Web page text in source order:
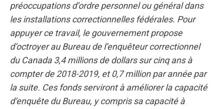
préoccupations d’ordre personnel ou général dans
les installations correctionnelles fédérales. Pour
appuyer ce travail, le gouvernement propose
d’octroyer au Bureau de l’enquêteur correctionnel
du Canada 3,4 millions de dollars sur cinq ans à
compter de 2018-2019, et 0,7 million par année par
la suite. Ces fonds serviront à améliorer la capacité
d’enquête du Bureau, y compris sa capacité à